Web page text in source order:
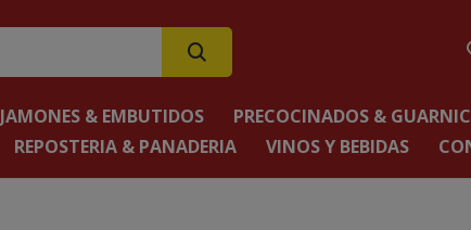
JAMONES & EMBUTIDOS PRECOCINADOS &
REPOSTERIA & PANADERIA VINOS Y BEBIDAS